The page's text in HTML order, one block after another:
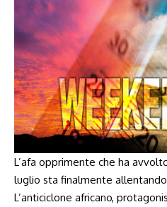
L’afa opprimente che ha
luglio sta finalmente allentando
L’anticiclone africano,